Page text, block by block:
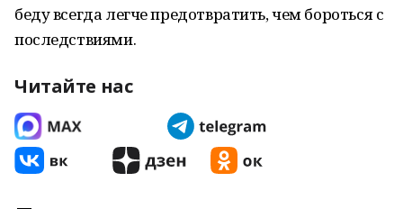
беду всегда легче предотвратить, чем бороться с
последствиями.
Читайте нас